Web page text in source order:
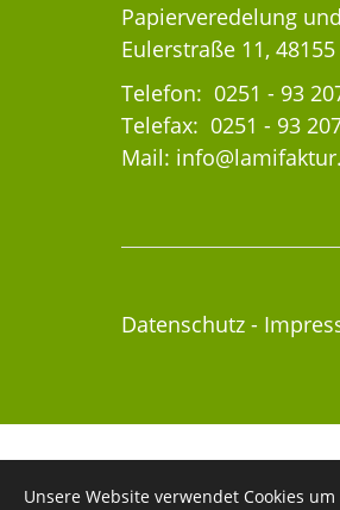
Papierveredelung
Eulerstraße 11,
Telefon: 0251 - 93
Telefax: 0251 - 93
Mail:
Datenschutz -
Unsere Website verwendet Cookies